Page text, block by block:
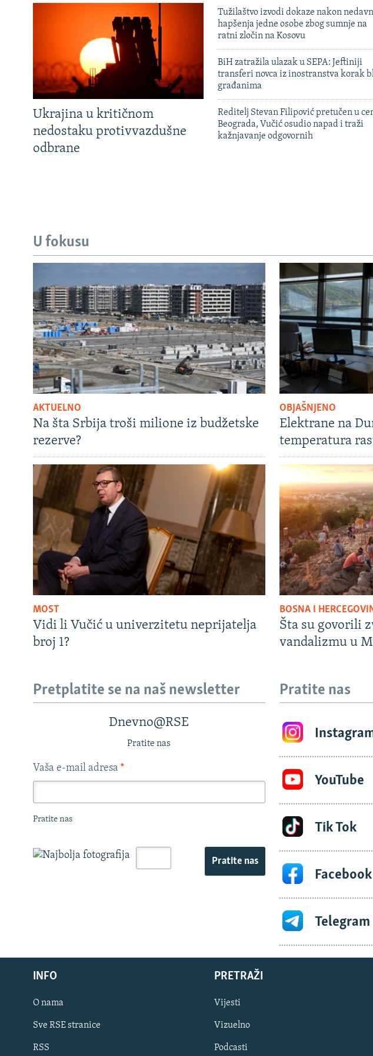
Ukrajina u kritičnom
nedostaku protivvazdušne
odbrane
Tužilaštvo izvodi dokaze nakon
hapšenja jedne osobe zbog sumnje na
ratni zločin na Kosovu
BiH zatražila ulazak u SEPA: Jeftiniji
transferi novca iz inostranstva korak
građanima
Reditelj Stevan Filipović pretučen u
Beograda, Vučić osudio napad i traži
kažnjavanje odgovornih
U fokusu
AKTUELNO
Na šta Srbija troši milione iz budžetske
rezerve?
OBJAŠNJENO
Elektrane na
temperatura
MOST
Vidi li Vučić u univerzitetu neprijatelja
broj 1?
BOSNA I
Šta su govorili
vandalizmu u
Pretplatite se na naš newsletter
Dnevno@RSE
Pratite nas
Vaša e-mail adresa *
Pratite nas
Pratite nas
Pratite nas
YouTube
Tik Tok
Facebook
Telegram
INFO
O nama
Sve RSE stranice
RSS
PRETRAŽI
Vijesti
Vizuelno
Podcasti